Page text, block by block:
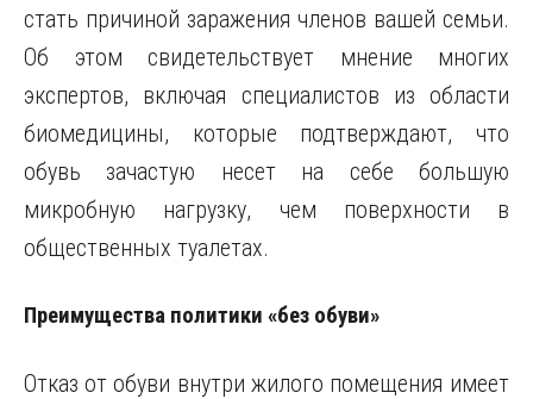
стать причиной заражения членов вашей семьи.
Об этом свидетельствует мнение многих
экспертов, включая специалистов из области
биомедицины, которые подтверждают, что
обувь зачастую несет на себе большую
микробную нагрузку, чем поверхности в
общественных туалетах.
Преимущества политики «без обуви»
Отказ от обуви внутри жилого помещения имеет